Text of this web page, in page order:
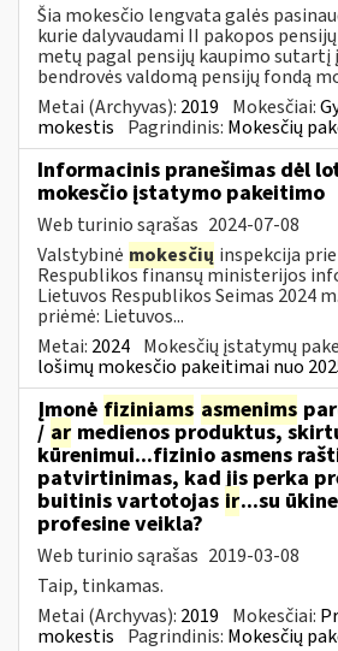
Šia mokesčio lengvata galės
kurie dalyvaudami II pakopos
metų pagal pensijų kaupimo sutartį
bendrovės valdomą pensijų fondą
Metai (Archyvas): 2019 Mokesčiai:
mokestis Pagrindinis: Mokesčių
Informacinis pranešimas dėl
mokesčio įstatymo pakeitimo
Web turinio sąrašas 2024-07-08
Valstybinė mokesčių inspekcija
Respublikos finansų ministerijos
Lietuvos Respublikos Seimas 2024
priėmė: Lietuvos...
Metai: 2024 Mokesčių įstatymų
lošimų mokesčio pakeitimai nuo
Įmonė fiziniams asmenims
/ ar medienos produktus,
kūrenimui...fizinio asmens
patvirtinimas, kad jis perka
buitinis vartotojas ir...su
profesine veikla?
Web turinio sąrašas 2019-03-08
Taip, tinkamas.
Metai (Archyvas): 2019 Mokesčiai:
mokestis Pagrindinis: Mokesčių